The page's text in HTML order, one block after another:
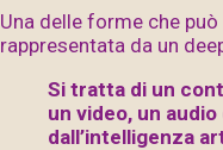
Una delle forme che
rappresentata da un
Si tratta di un
un video, un
dall’intelligenza